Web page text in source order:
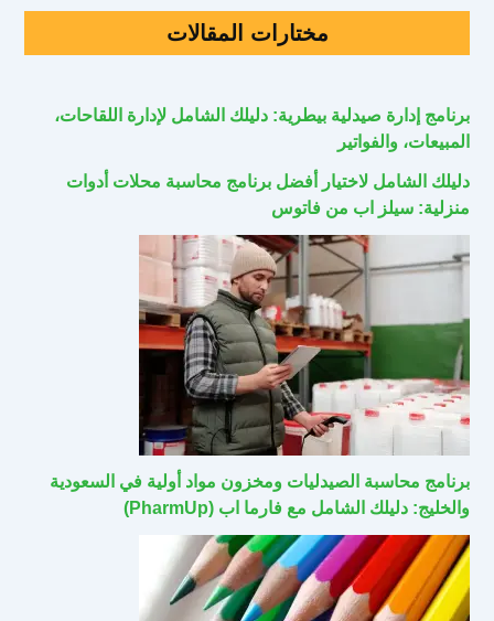
مختارات المقالات
برنامج إدارة صيدلية بيطرية: دليلك الشامل لإدارة اللقاحات،
المبيعات، والفواتير
دليلك الشامل لاختيار أفضل برنامج محاسبة محلات أدوات
منزلية: سيلز اب من فاتوس
برنامج محاسبة الصيدليات ومخزون مواد أولية في السعودية
والخليج: دليلك الشامل مع فارما اب (PharmUp)